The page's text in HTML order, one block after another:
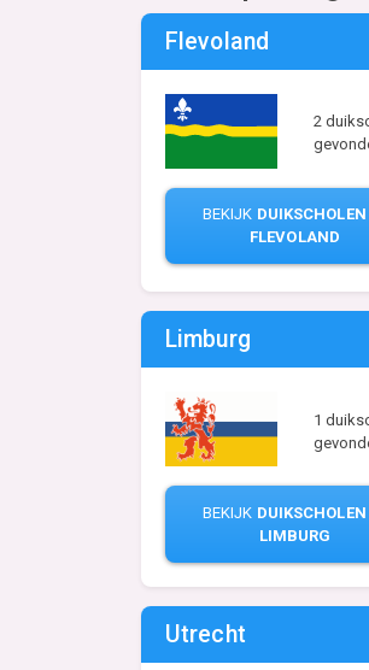
Flevoland
2
BEKIJK
FLEVOLAND
Limburg
1
BEKIJK
LIMBURG
Utrecht